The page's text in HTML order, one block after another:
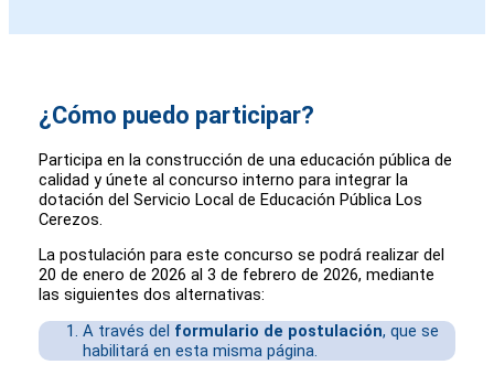
¿Cómo puedo participar?
Participa en la construcción de una educación pública de
calidad y únete al concurso interno para integrar la
dotación del Servicio Local de Educación Pública Los
Cerezos.
La postulación para este concurso se podrá realizar del
20 de enero de 2026 al 3 de febrero de 2026, mediante
las siguientes dos alternativas:
A través del formulario de postulación, que se
habilitará en esta misma página.